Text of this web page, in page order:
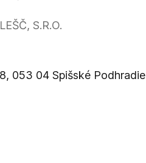
S.R.O.
053 04 Spišské Podhradie